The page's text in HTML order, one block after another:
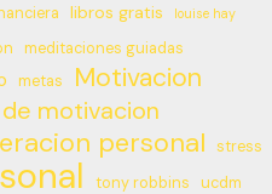
libros gratis louise hay
meditaciones guiadas
metas Motivacion
motivacion
personal stress
tony robbins
ucdm